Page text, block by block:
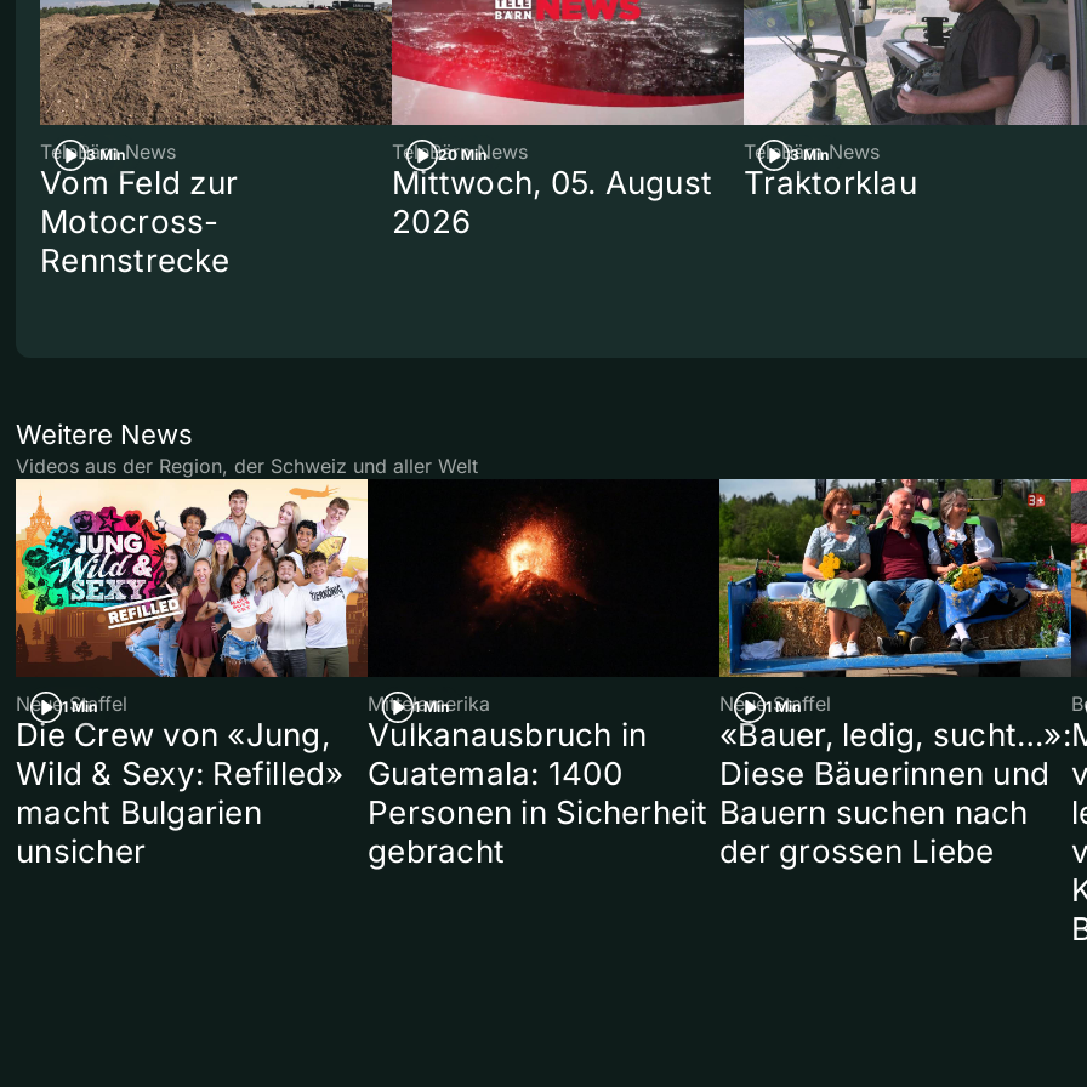
3 Min
TeleBärn News
Vom Feld zur
Motocross-
Rennstrecke
20 Min
TeleBärn News
Mittwoch, 05. August
2026
3 Min
TeleBärn News
Traktorklau
Weitere News
Videos aus der Region, der Schweiz und aller Welt
1 Min
Neue Staffel
Die Crew von «Jung,
Wild & Sexy: Refilled»
macht Bulgarien
unsicher
1 Min
Mittelamerika
Vulkanausbruch in
Guatemala: 1400
Personen in Sicherheit
gebracht
1 Min
Neue Staffel
«Bauer, ledig, sucht…»:
Diese Bäuerinnen und
Bauern suchen nach
der grossen Liebe